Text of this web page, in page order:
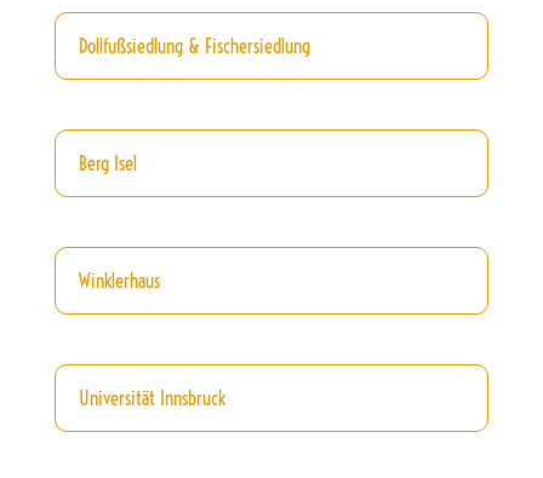
Dollfußsiedlung & Fischersiedlung
Berg Isel
Winklerhaus
Universität Innsbruck